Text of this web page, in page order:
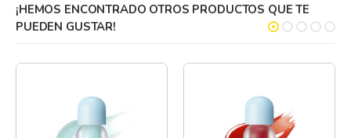
¡HEMOS ENCONTRADO OTROS PRODUCTOS QUE TE
PUEDEN GUSTAR!